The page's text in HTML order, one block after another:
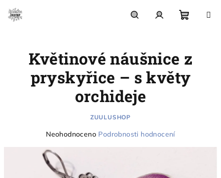
obsah
košík
Květinové náušnice z
pryskyřice – s květy
orchideje
ZUULUSHOP
Průměrné
produktu
je
0,0
Neohodnoceno Podrobnosti hodnocení